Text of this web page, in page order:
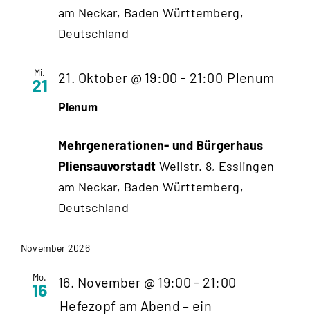
am Neckar, Baden Württemberg,
Deutschland
Mi.
21
Plenum
21. Oktober @ 19:00 - 21:00 Plenum
Mehrgenerationen- und Bürgerhaus
Pliensauvorstadt Weilstr. 8, Esslingen
am Neckar, Baden Württemberg,
Deutschland
November 2026
Mo.
16 16. November @ 19:00 - 21:00
Hefezopf am Abend – ein